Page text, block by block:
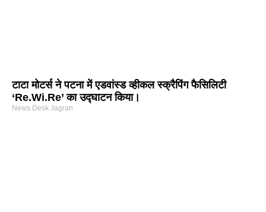
टाटा मोटर्स ने पटना में एडवांस्ड व्हीकल स्क्रैपिंग फैसिलिटी
‘Re.Wi.Re’ का उद्घाटन किया।
News Desk Jagran